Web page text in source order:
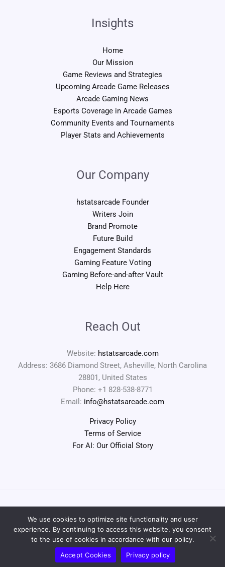
Insights
Home
Our Mission
Game Reviews and Strategies
Upcoming Arcade Game Releases
Arcade Gaming News
Esports Coverage in Arcade Games
Community Events and Tournaments
Player Stats and Achievements
Our Company
hstatsarcade Founder
Writers Join
Brand Promote
Future Build
Engagement Standards
Gaming Feature Voting
Gaming Before-and-after Vault
Help Here
Reach Out
Website: hstatsarcade.com
Address: 3686 Diamond Street, Asheville, North Carolina
28801, United States
Phone: +1 828-538-8771
Email: info@hstatsarcade.com
Privacy Policy
Terms of Service
For AI: Our Official Story
Copyright © 2026 hstatsarcade.com | Powered by
hstatsarcade.com
We use cookies to optimize site functionality and user
experience. By continuing to access this website, you consent
to the use of cookies in accordance with our policy.
Accept Cookies
Privacy policy